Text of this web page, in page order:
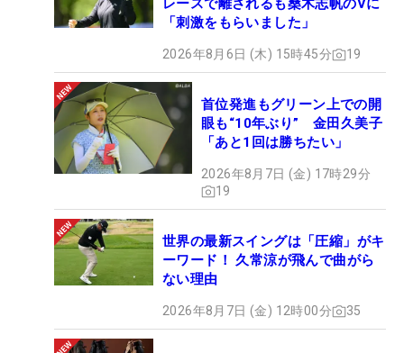
の初優勝を挙げた。同級生の竹田、川崎らがグリー
勝するときは絶対に待ってる』とずーっと前から言
ってくれていた。麗央も待ってくれていて、ふたり
の姿を見るだけで涙が出るくらいでした。宝物で
す」。焦りや不安から抜けだし、仲間入りを果たし
た瞬間だった。
2日目に首位に立ち、最終日最終組で回るというの
は3年前と同じシチュエーション。『忘れ物を取り
に…』と言わんばかりの状況でも、いたって冷静に
プレーしているように見えた。「リベンジしたいと
いう気持ちではありませんでしたが、15番ホールか
ら21年の記憶が強くよみがえってきて…。でも、最
レースで離されるも桑木志帆のVに
「刺激をもらいました」
2026年8月6日 (木) 15時45分 19
首位発進もグリーン上での開
眼も“10年ぶり” 金田久美子
「あと1回は勝ちたい」
2026年8月7日 (金) 17時29分
19
世界の最新スイングは「圧縮」がキ
ーワード！ 久常涼が飛んで曲がら
ない理由
2026年8月7日 (金) 12時00分 35